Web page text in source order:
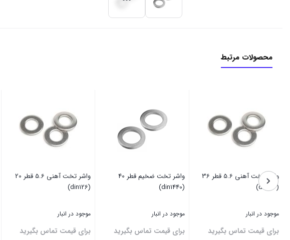
محصولات مرتبط
واشر تخت آهنی 5.6 قطر 36
(din126)
موجود در انبار
برای قیمت تماس بگیرید
واشر تخت ضخیم قطر 40
(din1440)
موجود در انبار
برای قیمت تماس بگیرید
واشر تخت آهنی 5.6 قطر 20
(din126)
موجود در انبار
برای قیمت تماس بگیرید